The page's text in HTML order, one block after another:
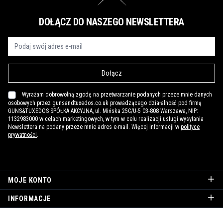
DOŁĄCZ DO NASZEGO NEWSLETTERA
Dołącz
Wyrażam dobrowolną zgodę na przetwarzanie podanych przeze mnie danych
osobowych przez gunsandtuxedos.co.uk prowadzącego działalność pod firmą
GUNS&TUXEDOS SPÓŁKA AKCYJNA, ul. Mińska 25C/U-5 03-808 Warszawa, NIP:
1132983000 w celach marketingowych, w tym w celu realizacji usługi wysyłania
Newslettera na podany przeze mnie adres e-mail. Więcej informacji w polityce
prywatności
MOJE KONTO
INFORMACJE